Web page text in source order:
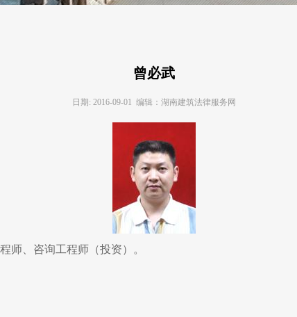
曾必武
日期: 2016-09-01 编辑：湖南建筑法律服务网
师、咨询工程师（投资）。